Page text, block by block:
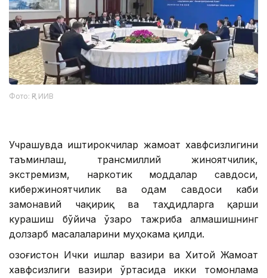
Фото: ҚР ИИВ
Учрашувда иштирокчилар жамоат хавфсизлигини
таъминлаш, трансмиллий жиноятчилик,
экстремизм, наркотик моддалар савдоси,
кибержиноятчилик ва одам савдоси каби
замонавий чақириқ ва таҳдидларга қарши
курашиш бўйича ўзаро тажриба алмашишнинг
долзарб масалаларини муҳокама қилди.
Қозоғистон Ички ишлар вазири ва Хитой Жамоат
хавфсизлиги вазири ўртасида икки томонлама